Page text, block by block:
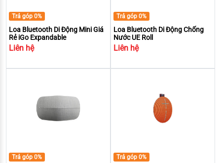
Trả góp 0%
Loa Bluetooth Di Động Mini Giá
Rẻ iGo Expandable
Liên hệ
Trả góp 0%
Loa Bluetooth Di Động Chống
Nước UE Roll
Liên hệ
Trả góp 0% Trả góp 0%